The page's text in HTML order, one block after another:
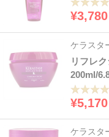
¥3,780
ケラスタ
リフレ
200ml/
¥5,170
ケラスタ